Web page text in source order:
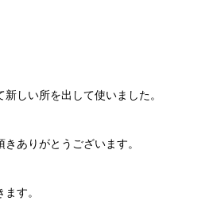
新しい所を出して使いました。
ありがとうございます。
す。